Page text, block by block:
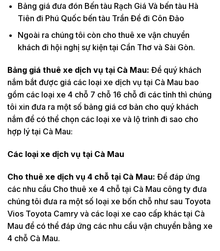
Bảng giá đưa đón Bến tàu Rạch Giá Và bến tàu Hà
Tiên đi Phú Quốc bến tàu Trần Đề đi Côn Đảo
Ngoài ra chúng tôi còn cho thuê xe vận chuyển
khách đi hội nghị sự kiện tại Cần Thơ và Sài Gòn.
Bảng giá thuê xe dịch vụ tại Cà Mau: Để quý khách
nắm bắt được giá các loại xe dịch vụ tại Cà Mau bao
gồm các loại xe 4 chỗ 7 chỗ 16 chỗ đi các tỉnh thì chúng
tôi xin đưa ra một số bảng giá cơ bản cho quý khách
nắm để có thể chọn các loại xe và lộ trình đi sao cho
hợp lý tại Cà Mau:
Các loại xe dịch vụ tại Cà Mau
Cho thuê xe dịch vụ 4 chỗ tại Cà Mau: Để đáp ứng
các nhu cầu Cho thuê xe 4 chỗ tại Cà Mau công ty đưa
chúng tôi đưa ra một số loại xe bốn chỗ như sau Toyota
Vios Toyota Camry và các loại xe cao cấp khác tại Cà
Mau để có thể đáp ứng các nhu cầu vận chuyển bằng xe
4 chỗ Cà Mau.